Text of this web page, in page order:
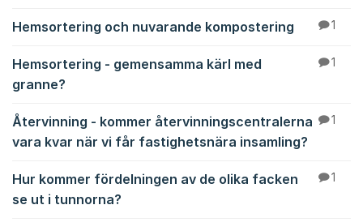
Hemsortering och nuvarande kompostering 1
Hemsortering - gemensamma kärl med
granne?
1
Återvinning - kommer återvinningscentralerna
vara kvar när vi får fastighetsnära insamling?
1
Hur kommer fördelningen av de olika facken
se ut i tunnorna?
1